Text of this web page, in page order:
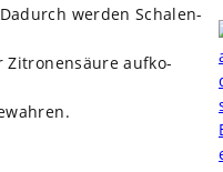
wer­den Scha­len­
Zitro­nen­säure auf­ko­